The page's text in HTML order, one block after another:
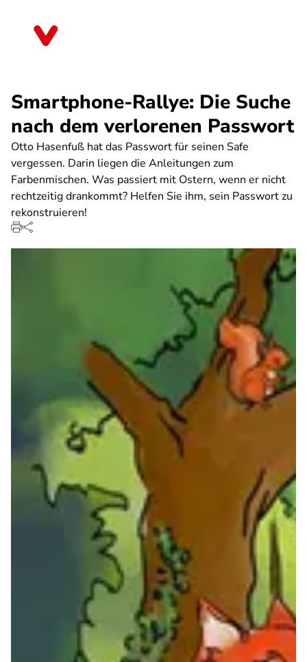
Smartphone-Rallye: Die Suche
nach dem verlorenen Passwort
Otto Hasenfuß hat das Passwort für seinen Safe
vergessen. Darin liegen die Anleitungen zum
Farbenmischen. Was passiert mit Ostern, wenn er nicht
rechtzeitig drankommt? Helfen Sie ihm, sein Passwort zu
rekonstruieren!